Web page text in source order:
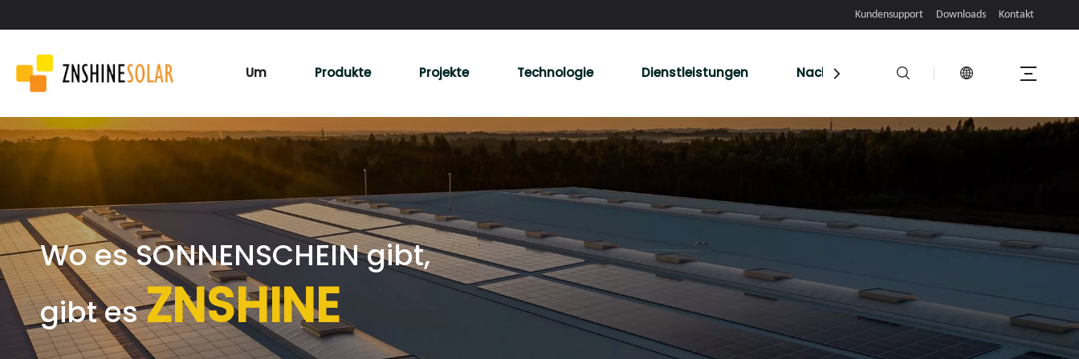
Kundensupport Downloads Kontakt
Um Produkte Projekte Technologie Dienstleistungen Nachrichten
Wo es SONNENSCHEIN gibt,
gibt esZNSHINE